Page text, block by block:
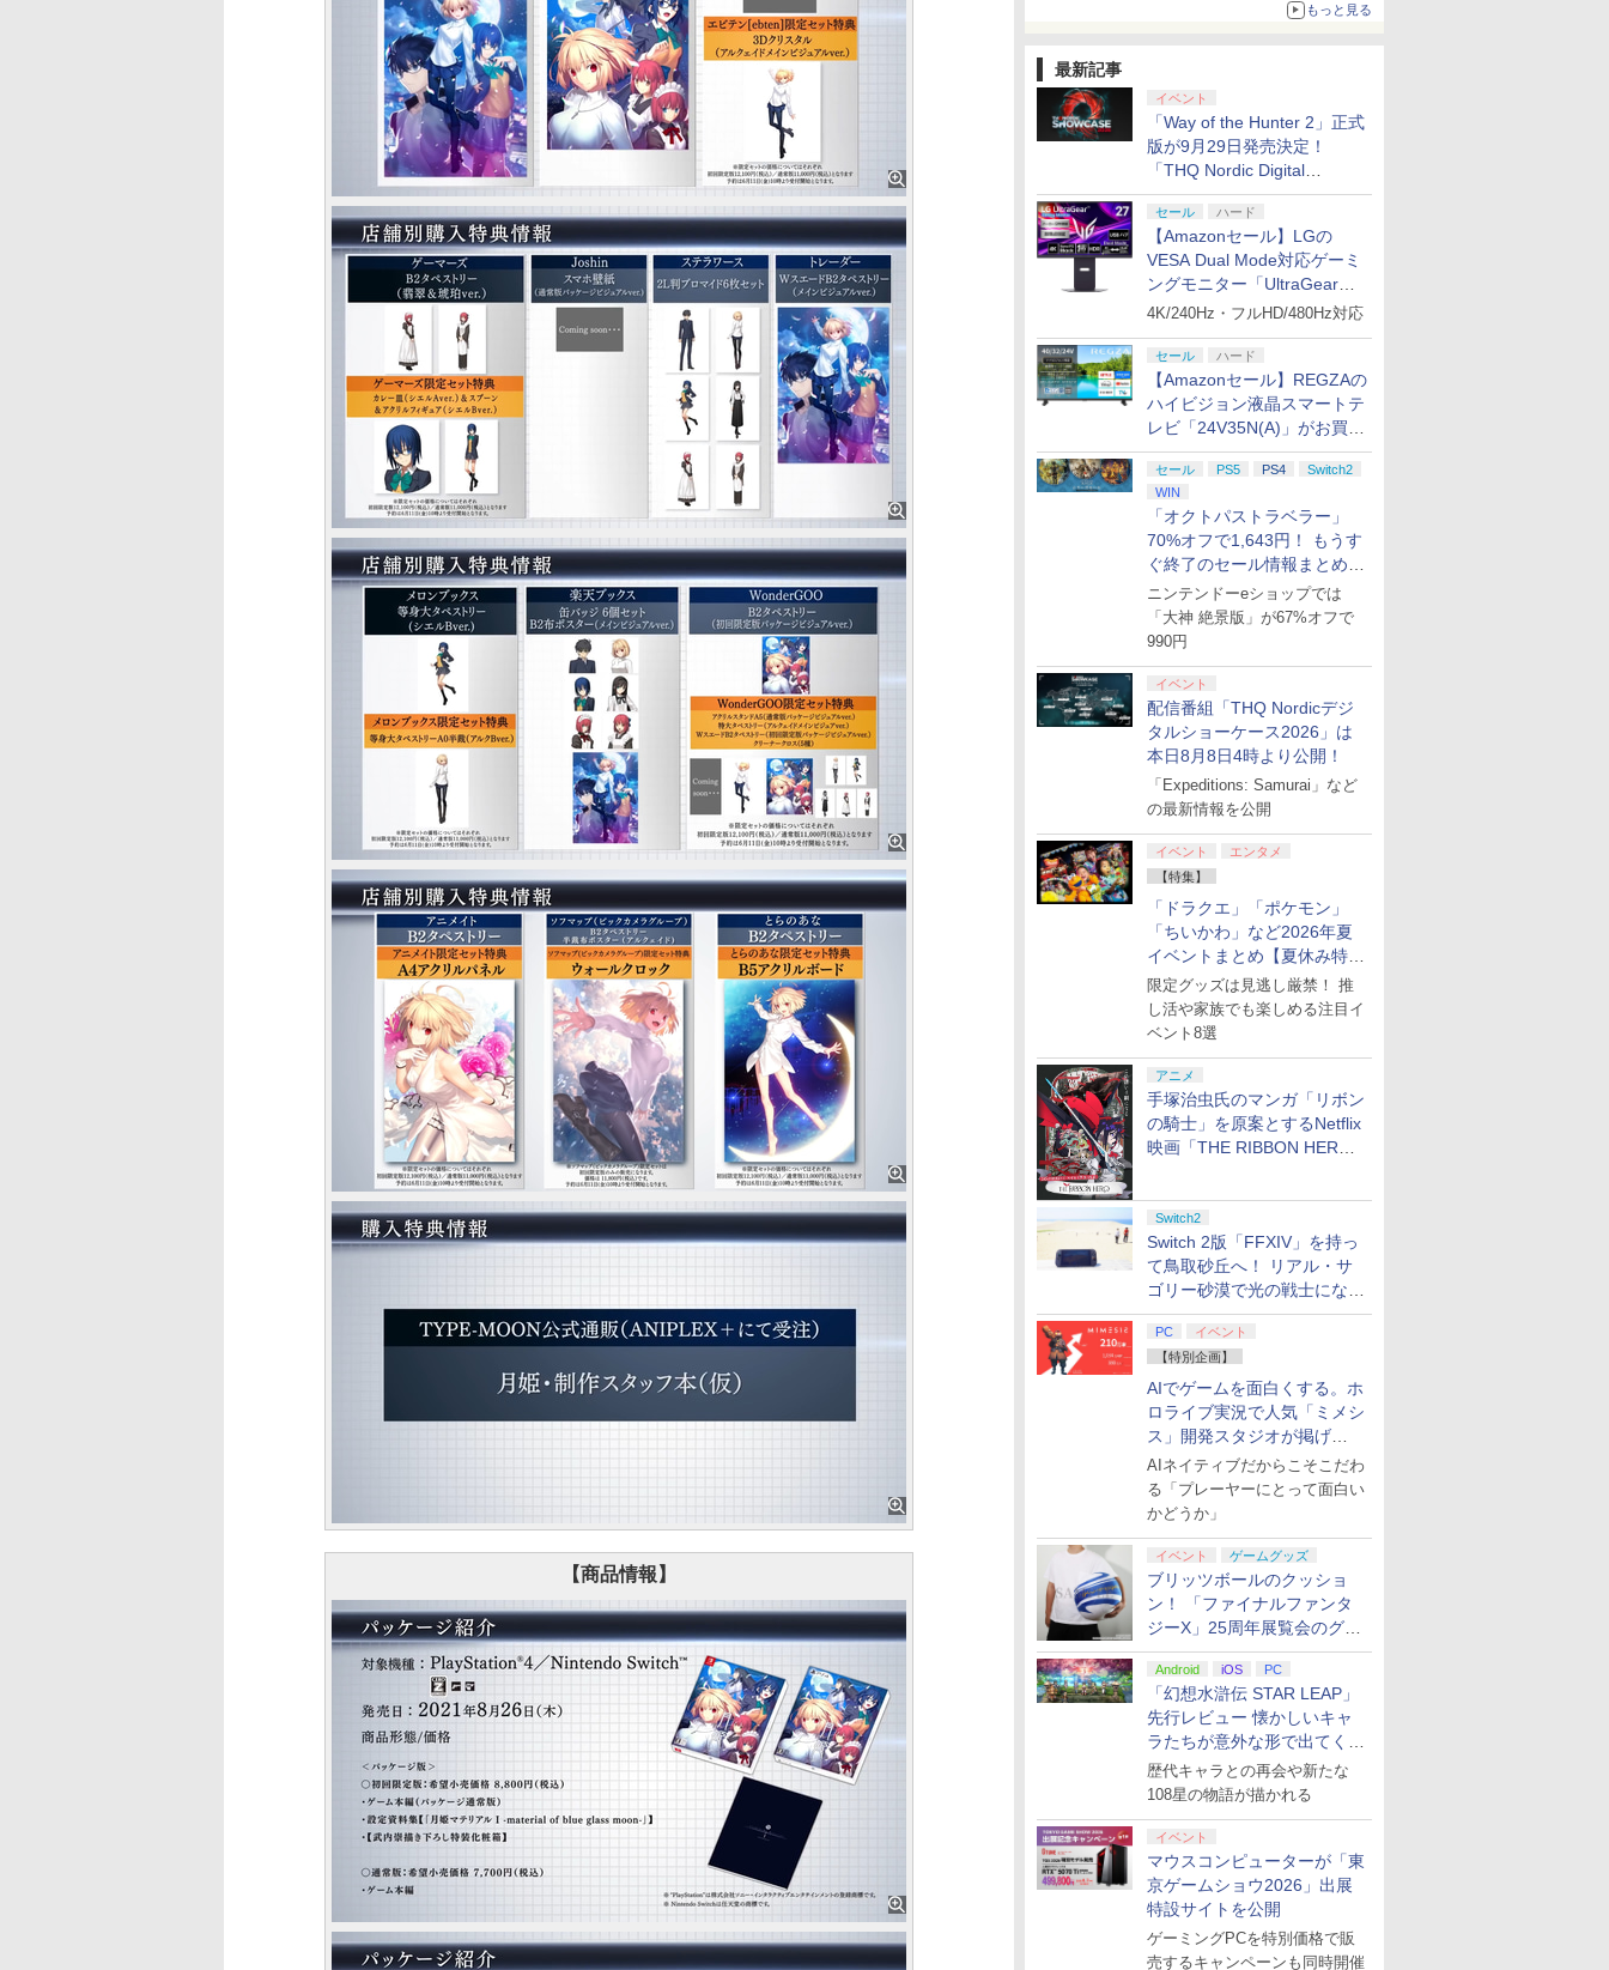
もっと見る
最新記事
イベント
「Way of the Hunter 2」正式
版が9月29日発売決定！
「THQ Nordic Digital
Showcase 2026」まとめ
セール ハード
【Amazonセール】LGの
VESA Dual Mode対応ゲーミ
ングモニター「UltraGear
27G850A-B」がお買い得！
4K/240Hz・フルHD/480Hz対応
セール ハード
【Amazonセール】REGZAの
ハイビジョン液晶スマートテ
レビ「24V35N(A)」がお買い
得！
セール PS5 PS4
Switch2
WIN
「オクトパストラベラー」
70%オフで1,643円！ もうす
ぐ終了のセール情報まとめ
【8月8日更新】
ニンテンドーeショップでは
「大神 絶景版」が67%オフで
990円
イベント
配信番組「THQ Nordicデジ
タルショーケース2026」は
本日8月8日4時より公開！
「Expeditions: Samurai」など
の最新情報を公開
イベント
エンタメ
【特集】
「ドラクエ」「ポケモン」
「ちいかわ」など2026年夏
イベントまとめ【夏休み特
集】
限定グッズは見逃し厳禁！ 推
し活や家族でも楽しめる注目イ
ベント8選
アニメ
手塚治虫氏のマンガ「リボン
の騎士」を原案とするNetflix
映画「THE RIBBON HERO
Switch2
Switch 2版「FFXIV」を持っ
て鳥取砂丘へ！ リアル・サ
ゴリー砂漠で光の戦士になっ
てみた
PC
イベント
【特別企画】
AIでゲームを面白くする。ホ
ロライブ実況で人気「ミメシ
ス」開発スタジオが掲げ
る“AI活用の信念”とは？【講
演レポート】
AIネイティブだからこそこだわ
る「プレーヤーにとって面白い
かどうか」
イベント ゲームグッズ
ブリッツボールのクッショ
ン！ 「ファイナルファンタ
ジーX」25周年展覧会のグッ
ズ情報が公開
Android iOS PC
「幻想水滸伝 STAR LEAP」
先行レビュー 懐かしいキャ
ラたちが意外な形で出てくる
シリーズ完全新作！
歴代キャラとの再会や新たな
108星の物語が描かれる
イベント
マウスコンピューターが「東
京ゲームショウ2026」出展
特設サイトを公開
ゲーミングPCを特別価格で販
売するキャンペーンも同時開催
【商品情報】